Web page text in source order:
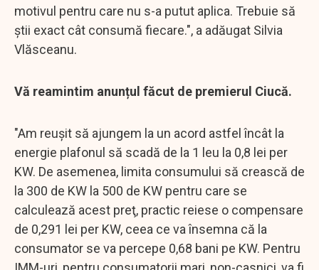
motivul pentru care nu s-a putut aplica. Trebuie să
știi exact cât consumă fiecare.", a adăugat Silvia
Vlăsceanu.
Vă reamintim anunțul făcut de premierul Ciucă.
"Am reuşit să ajungem la un acord astfel încât la
energie plafonul să scadă de la 1 leu la 0,8 lei per
KW. De asemenea, limita consumului să crească de
la 300 de KW la 500 de KW pentru care se
calculează acest preţ, practic reiese o compensare
de 0,291 lei per KW, ceea ce va însemna că la
consumator se va percepe 0,68 bani pe KW. Pentru